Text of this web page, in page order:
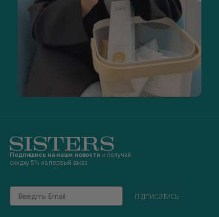
Подпишись на наши новости и получай
скидку 5% на первый заказ
Email
підписатись